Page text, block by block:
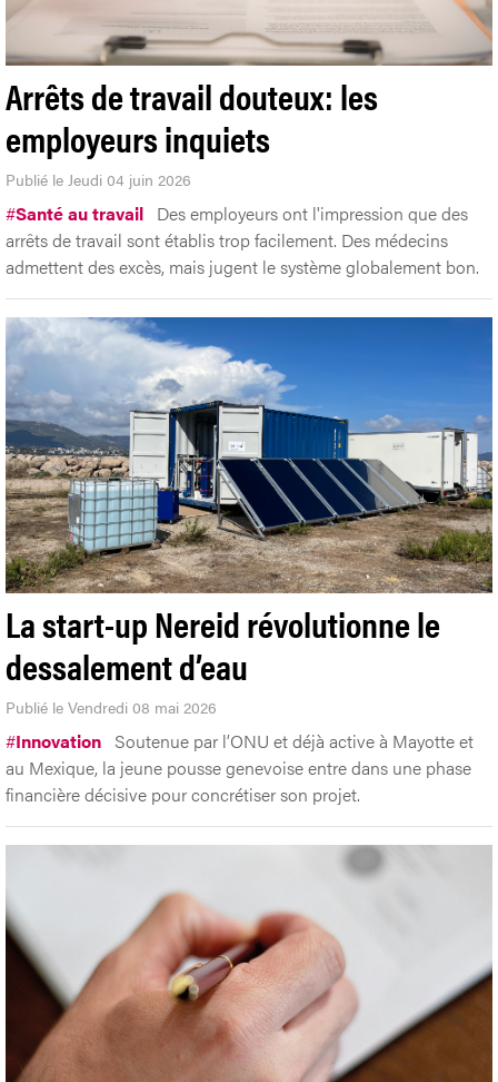
Arrêts de travail douteux: les
employeurs inquiets
Publié le Jeudi 04 juin 2026
#Santé au travail Des employeurs ont l'impression que des
arrêts de travail sont établis trop facilement. Des médecins
admettent des excès, mais jugent le système globalement bon.
La start-up Nereid révolutionne le
dessalement d’eau
Publié le Vendredi 08 mai 2026
#Innovation Soutenue par l’ONU et déjà active à Mayotte et
au Mexique, la jeune pousse genevoise entre dans une phase
financière décisive pour concrétiser son projet.